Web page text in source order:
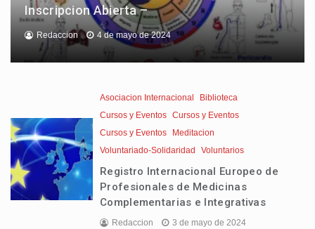
Inscripcion Abierta –
Redaccion 4 de mayo de 2024
Asociacion Internacional
Biblioteca
Cursos y Eventos Cursos y Eventos
Cursos y Eventos
Meditacion
Voluntariado-Solidaridad
Voluntarios
Registro Internacional Europeo de
Profesionales de Medicinas
Complementarias e Integrativas
Redaccion 3 de mayo de 2024